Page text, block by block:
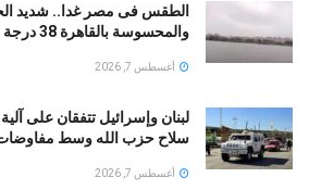
الطقس فى مصر غدا.. شديد
والمحسوسة بالقاهرة 38 درجة
أغسطس 7, 2026
لبنان وإسرائيل تتفقان على
سلاح حزب الله وسط
أغسطس 7, 2026